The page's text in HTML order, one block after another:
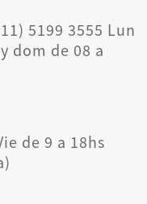
5199 3555 Lun
dom de 08 a
de 9 a 18hs